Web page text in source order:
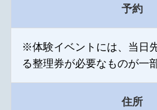
予約
※体験イベントには、当日
る整理券が必要なものが一
住所